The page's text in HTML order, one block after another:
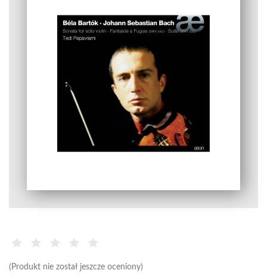
(Produkt nie został jeszcze oceniony)